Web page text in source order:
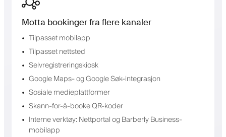
Motta bookinger fra flere kanaler
Tilpasset mobilapp
Tilpasset nettsted
Selvregistreringskiosk
Google Maps- og Google Søk-integrasjon
Sosiale medieplattformer
Skann-for-å-booke QR-koder
Interne verktøy: Nettportal og Barberly Business-
mobilapp